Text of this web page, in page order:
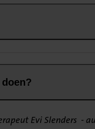
Evi Slenders -